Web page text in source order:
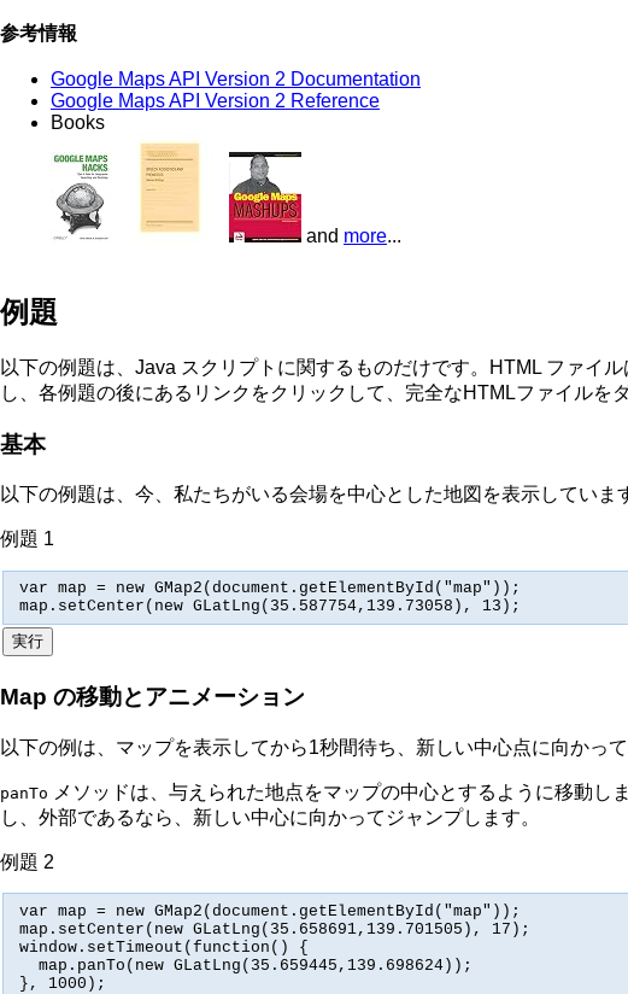
参考情報
Google Maps API Version 2 Documentation
Google Maps API Version 2 Reference
Books
and more...
例題
以下の例題は、Java スクリプトに関するものだけです。HTML ファイ
し、各例題の後にあるリンクをクリックして、完全なHTMLファイルを
基本
以下の例題は、今、私たちがいる会場を中心とした地図を表示していま
例題 1
var map = new GMap2(document.getElementById("map"));
map.setCenter(new GLatLng(35.587754,139.73058), 13);
Map の移動とアニメーション
以下の例は、マップを表示してから1秒間待ち、新しい中心点に向かって
panTo メソッドは、与えられた地点をマップの中心とするように移動
し、外部であるなら、新しい中心に向かってジャンプします。
例題 2
var map = new GMap2(document.getElementById("map"));
map.setCenter(new GLatLng(35.658691,139.701505), 17);
window.setTimeout(function() {
  map.panTo(new GLatLng(35.659445,139.698624));
}, 1000);